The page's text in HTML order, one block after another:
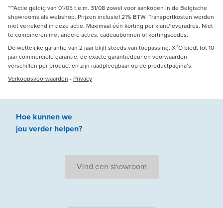
***Actie geldig van 01/05 t.e.m. 31/08 zowel voor aankopen in de Belgische
showrooms als webshop. Prijzen inclusief 21% BTW. Transportkosten worden
niet verrekend in deze actie. Maximaal één korting per klant/leveradres. Niet
te combineren met andere acties, cadeaubonnen of kortingscodes.
De wettelijke garantie van 2 jaar blijft steeds van toepassing. X²O biedt tot 10
jaar commerciële garantie; de exacte garantieduur en voorwaarden
verschillen per product en zijn raadpleegbaar op de productpagina’s.
Verkoopsvoorwaarden - Privacy
Hoe kunnen we
jouverder helpen?
Vind een showroom